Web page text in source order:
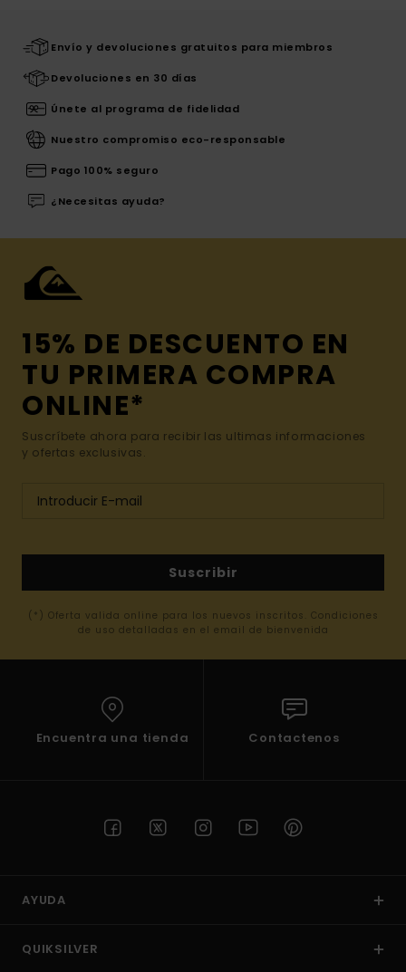
Envío y devoluciones gratuitos para miembros
Devoluciones en 30 días
Únete al programa de fidelidad
Nuestro compromiso eco-responsable
Pago 100% seguro
¿Necesitas ayuda?
15% DE DESCUENTO EN
TU PRIMERA COMPRA
ONLINE*
Suscríbete ahora para recibir las ultimas informaciones
y ofertas exclusivas.
Suscribir
(*) Oferta valida online para los nuevos inscritos. Condiciones
de uso detalladas en el email de bienvenida
Encuentra una tienda Contactenos
AYUDA
QUIKSILVER